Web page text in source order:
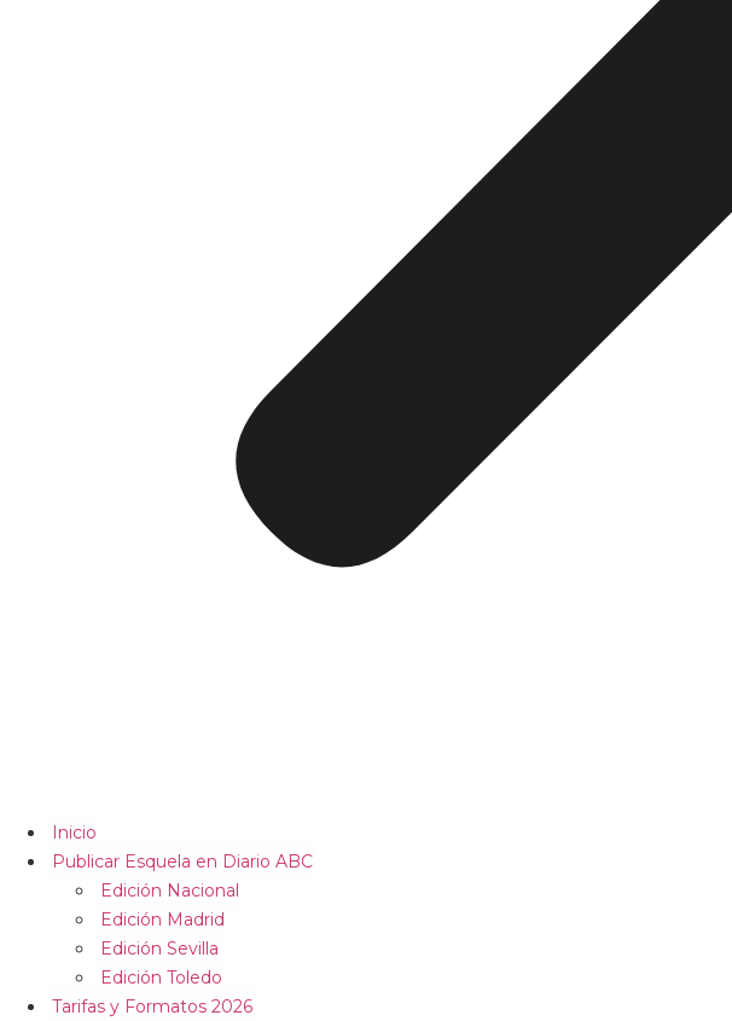
Inicio
Publicar Esquela en Diario ABC
Edición Nacional
Edición Madrid
Edición Sevilla
Edición Toledo
Tarifas y Formatos 2026